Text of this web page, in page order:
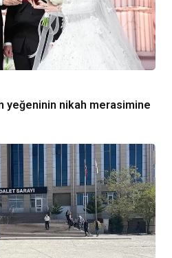
yeğeninin nikah merasimine